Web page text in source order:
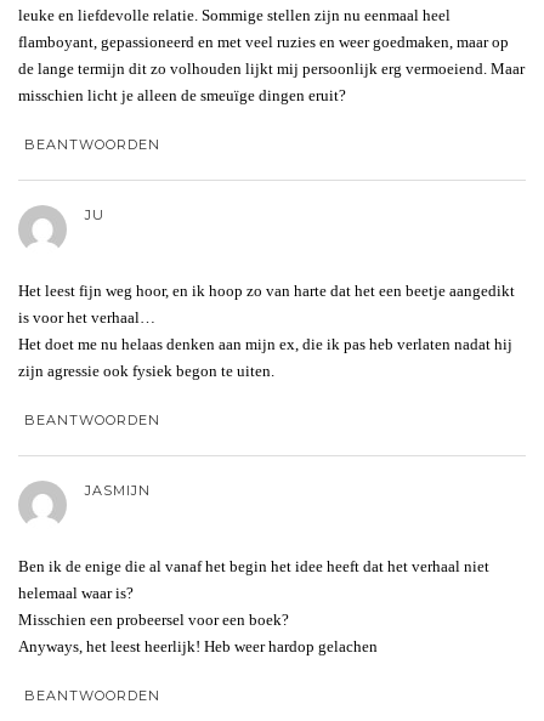
leuke en liefdevolle relatie. Sommige stellen zijn nu eenmaal heel
flamboyant, gepassioneerd en met veel ruzies en weer goedmaken, maar op
de lange termijn dit zo volhouden lijkt mij persoonlijk erg vermoeiend. Maar
misschien licht je alleen de smeuïge dingen eruit?
BEANTWOORDEN
JU
Het leest fijn weg hoor, en ik hoop zo van harte dat het een beetje aangedikt
is voor het verhaal…
Het doet me nu helaas denken aan mijn ex, die ik pas heb verlaten nadat hij
zijn agressie ook fysiek begon te uiten.
BEANTWOORDEN
JASMIJN
Ben ik de enige die al vanaf het begin het idee heeft dat het verhaal niet
helemaal waar is?
Misschien een probeersel voor een boek?
Anyways, het leest heerlijk! Heb weer hardop gelachen
BEANTWOORDEN